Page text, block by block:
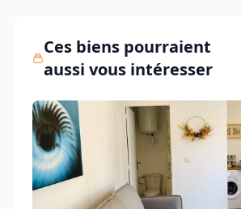
Ces biens pourraient
aussi vous intéresser